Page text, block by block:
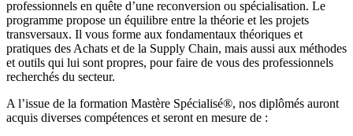
professionnels en quête d’une reconversion ou spécialisation. Le
programme propose un équilibre entre la théorie et les projets
transversaux. Il vous forme aux fondamentaux théoriques et
pratiques des Achats et de la Supply Chain, mais aussi aux méthodes
et outils qui lui sont propres, pour faire de vous des professionnels
recherchés du secteur.
A l’issue de la formation Mastère Spécialisé®, nos diplômés auront
acquis diverses compétences et seront en mesure de :